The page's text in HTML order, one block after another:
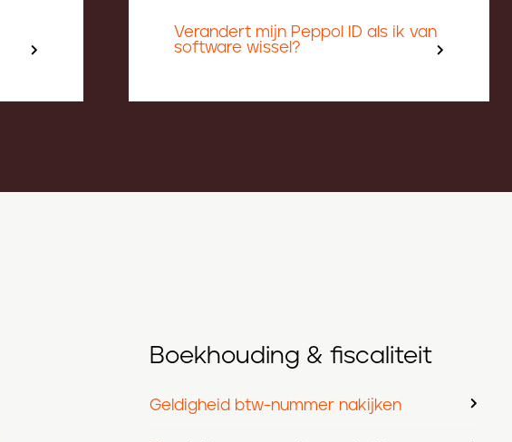
Verandert mijn Peppol ID als ik van
software wissel?
Boekhouding & fiscaliteit
Geldigheid btw-nummer nakijken